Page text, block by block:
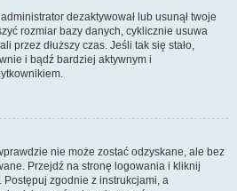
dezaktywował lub usunął twoje
rozmiar bazy danych, cyklicznie usuwa
przez dłuższy czas. Jeśli tak się stało,
i bądź bardziej aktywnym i
nie może zostać odzyskane, ale bez
Przejdź na stronę logowania i kliknij
Postępuj zgodnie z instrukcjami, a